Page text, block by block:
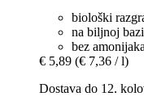
biološki
na biljnoj bazi
bez amonijaka
€ 5,89 (€ 7,36 / l)
Dostava do 12.